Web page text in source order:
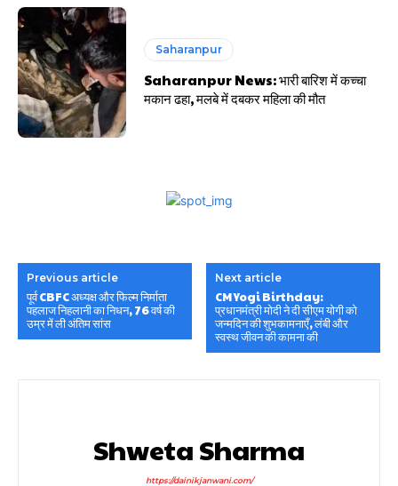
Saharanpur
Saharanpur News: भारी बारिश में कच्चा
मकान ढहा, मलबे में दबकर महिला की मौत
Previous article
पूर्व CBFC अध्यक्ष और फिल्म निर्माता
पहलाज निहलानी का निधन, 76 वर्ष की
उम्र में ली अंतिम सांस
Next article
CM Yogi Birthday:
प्रधानमंत्री मोदी ने दी सीएम योगी को
जन्मदिन की शुभकामनाएँ, लंबी और
स्वस्थ जीवन की कामना की
Shweta Sharma
https://dainikjanwani.com/